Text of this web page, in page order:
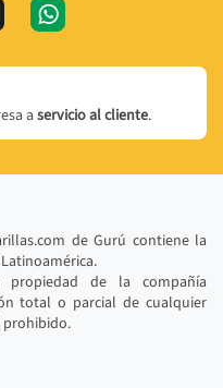
aservicio al cliente.
de Gurú contiene la
propiedad de la compañía
total o parcial de cualquier
prohibido.